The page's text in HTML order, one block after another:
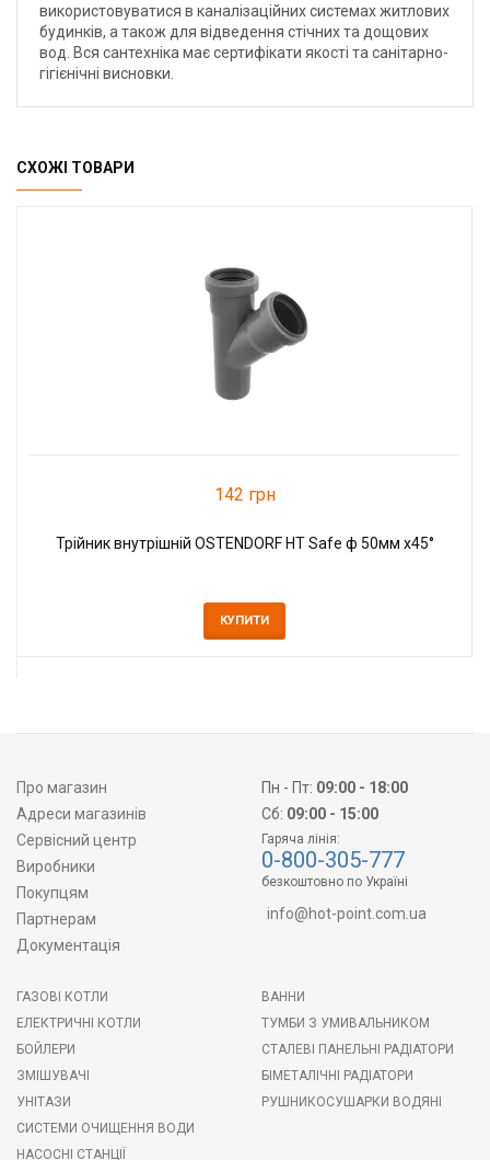
використовуватися в каналізаційних системах житлових
будинків, а також для відведення стічних та дощових
вод. Вся сантехніка має сертифікати якості та санітарно-
гігієнічні висновки.
СХОЖІ ТОВАРИ
142 грн
Трійник внутрішній OSTENDORF HT Safe ф 50мм x45°
КУПИТИ
Про магазин
Адреси магазинів
Сервісний центр
Виробники
Покупцям
Партнерам
Документація
Пн - Пт: 09:00 - 18:00
Сб: 09:00 - 15:00
Гаряча лінія:
0-800-305-777
безкоштовно по Україні
info@hot-point.com.ua
ГАЗОВІ КОТЛИ
ЕЛЕКТРИЧНІ КОТЛИ
БОЙЛЕРИ
ЗМІШУВАЧІ
УНІТАЗИ
СИСТЕМИ ОЧИЩЕННЯ ВОДИ
НАСОСНІ СТАНЦІЇ
ВАННИ
ТУМБИ З УМИВАЛЬНИКОМ
СТАЛЕВІ ПАНЕЛЬНІ РАДІАТОРИ
БІМЕТАЛІЧНІ РАДІАТОРИ
РУШНИКОСУШАРКИ ВОДЯНІ